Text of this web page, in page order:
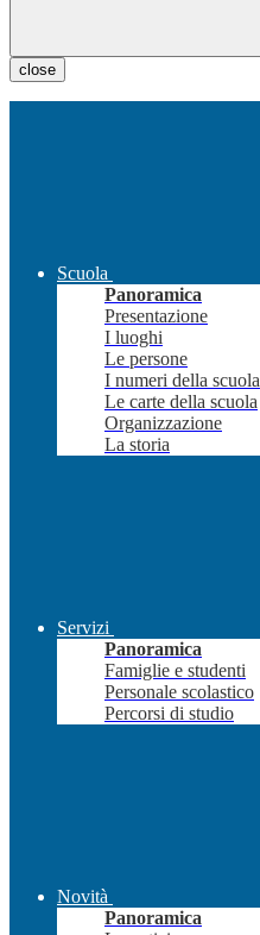
close
Scuola
Panoramica
Presentazione
I luoghi
Le persone
I numeri della scuola
Le carte della scuola
Organizzazione
La storia
Servizi
Panoramica
Famiglie e studenti
Personale scolastico
Percorsi di studio
Novità
Panoramica